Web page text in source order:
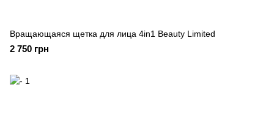
Вращающаяся щетка для лица 4in1 Beauty Limited
2 750 грн